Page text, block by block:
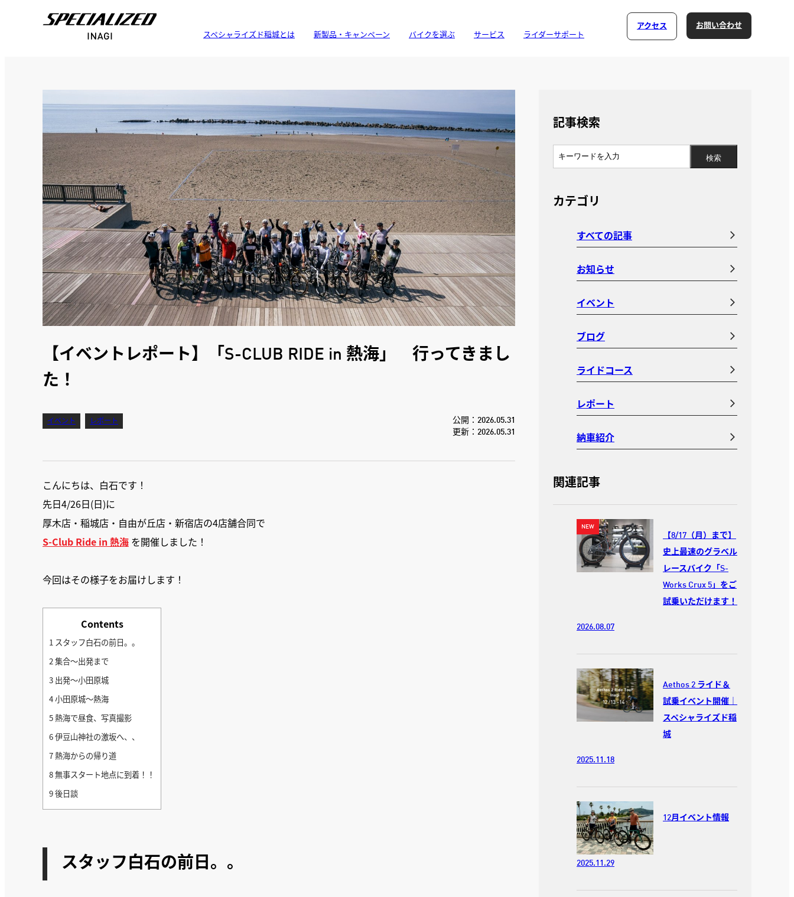
スペシャライズド稲城とは 新製品・キャンペーン バイクを選ぶ サービス ライダーサポート
アクセス お問い合わせ
【イベントレポート】「S-CLUB RIDE in 熱海」 行ってきまし
た！
イベント レポート
公開：2026.05.31
更新：2026.05.31
こんにちは、白石です！
先日4/26日(日)に
厚木店・稲城店・自由が丘店・新宿店の4店舗合同で
S-Club Ride in 熱海 を開催しました！
今回はその様子をお届けします！
Contents
1 スタッフ白石の前日。。
2集合～出発まで
3 出発～小田原城
4小田原城～熱海
5熱海で昼食、写真撮影
6伊豆山神社の激坂へ、、
7熱海からの帰り道
8無事スタート地点に到着！！
9後日談
スタッフ白石の前日。。
記事検索
カテゴリ
すべての記事
お知らせ
イベント
ブログ
ライドコース
レポート
納車紹介
関連記事
【8/17（月）まで】
史上最速のグラベル
レースバイク「S-
Works Crux 5」をご
試乗いただけます！
2026.08.07
Aethos 2 ライド＆
試乗イベント開催｜
スペシャライズド稲
城
2025.11.18
12月イベント情報
2025.11.29